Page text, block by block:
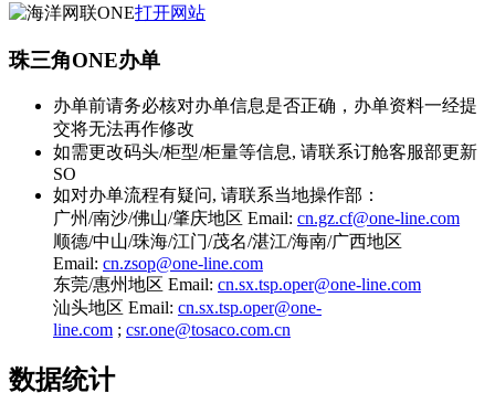
打开网站
珠三角ONE办单
办单前请务必核对办单信息是否正确，办单资料一经提
交将无法再作修改
如需更改码头/柜型/柜量等信息, 请联系订舱客服部更新
SO
如对办单流程有疑问, 请联系当地操作部：
广州/南沙/佛山/肇庆地区 Email: cn.gz.cf@one-line.com
顺德/中山/珠海/江门/茂名/湛江/海南/广西地区
Email: cn.zsop@one-line.com
东莞/惠州地区 Email: cn.sx.tsp.oper@one-line.com
汕头地区 Email: cn.sx.tsp.oper@one-
line.com ; csr.one@tosaco.com.cn
数据统计